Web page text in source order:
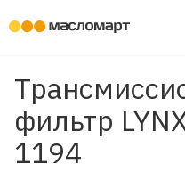
фильтр
1194